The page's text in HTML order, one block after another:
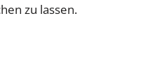
zu lassen.